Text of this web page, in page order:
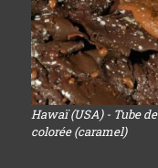
Hawaï (USA) - Tube
colorée (caramel)